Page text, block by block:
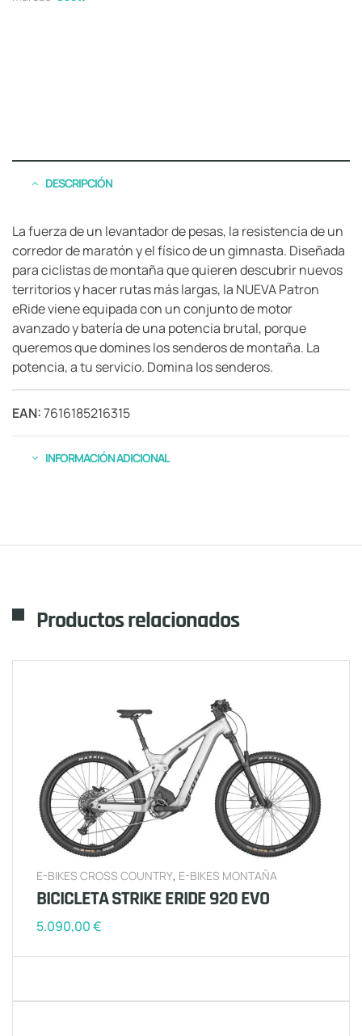
DESCRIPCIÓN
La fuerza de un levantador de pesas, la resistencia de un
corredor de maratón y el físico de un gimnasta. Diseñada
para ciclistas de montaña que quieren descubrir nuevos
territorios y hacer rutas más largas, la NUEVA Patron
eRide viene equipada con un conjunto de motor
avanzado y batería de una potencia brutal, porque
queremos que domines los senderos de montaña. La
potencia, a tu servicio. Domina los senderos.
EAN:7616185216315
INFORMACIÓN ADICIONAL
Productos relacionados
E-BIKES CROSS COUNTRY, E-BIKES MONTAÑA
BICICLETA STRIKE ERIDE 920 EVO
5.090,00€